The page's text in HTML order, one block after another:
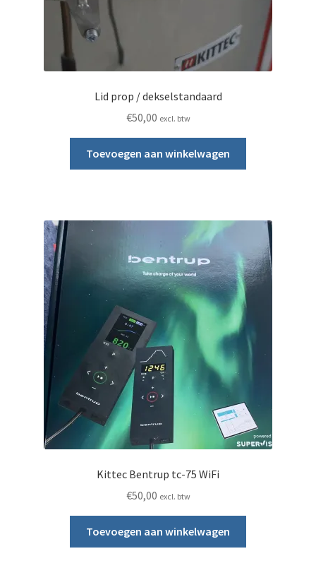
Lid prop / dekselstandaard
€50,00 excl. btw
Toevoegen aan winkelwagen
Kittec Bentrup tc-75 WiFi
€50,00 excl. btw
Toevoegen aan winkelwagen